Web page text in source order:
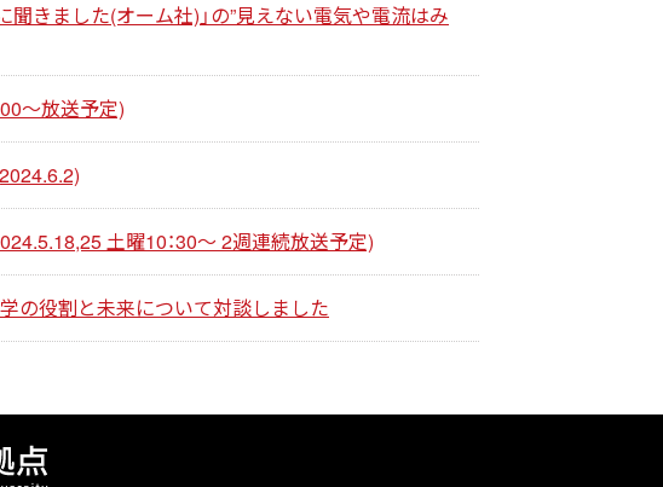
きました(オーム社)」の”見えない電気や電流はみ
～放送予定)
土曜10：30～ 2週連続放送予定)
の役割と未来について対談しました